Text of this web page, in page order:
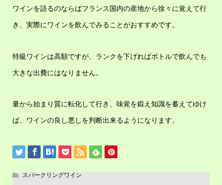
ワインを語るのならばフランス国内の産地から徐々に覚えて行
き、実際にワインを飲んでみることがおすすめです。
特級ワインは高額ですが、ランクを下げればボトルで飲んでも
大きな出費にはなりません。
量から始まり質に転化して行き、味覚を鍛え知識を蓄えてゆけ
ば、ワインの良し悪しを判断出来るようになります。
スパークリングワイン